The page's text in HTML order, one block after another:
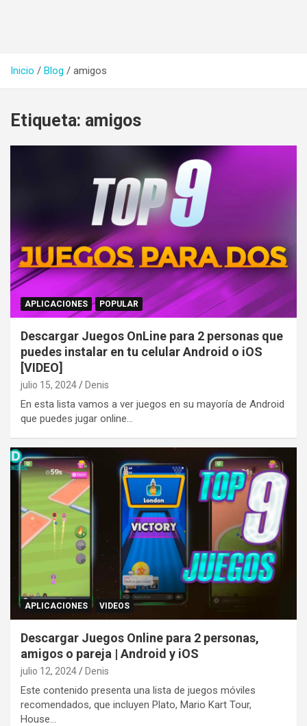
Inicio Blog amigos
Etiqueta: amigos
APLICACIONES POPULAR
Descargar Juegos OnLine para 2 personas que
puedes instalar en tu celular Android o iOS
[VIDEO]
julio 15, 2024 Denis
En esta lista vamos a ver juegos en su mayoría de Android
que puedes jugar online…
APLICACIONES VIDEOS
Descargar Juegos Online para 2 personas,
amigos o pareja | Android y iOS
julio 12, 2024 Denis
Este contenido presenta una lista de juegos móviles
recomendados, que incluyen Plato, Mario Kart Tour,
House…